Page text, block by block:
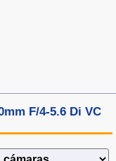
F/4-5.6 Di VC